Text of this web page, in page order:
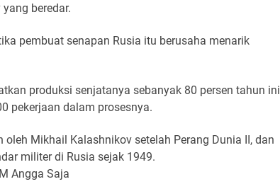
beredar.
pembuat senapan Rusia itu berusaha menarik
produksi senjatanya sebanyak 80 persen tahun ini
pekerjaan dalam prosesnya.
oleh Mikhail Kalashnikov setelah Perang Dunia II, dan
militer di Rusia sejak 1949.
Angga Saja